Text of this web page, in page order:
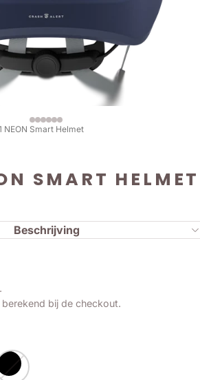
NEON Smart Helmet
SMART HELMET
Beschrijving
bij de checkout.